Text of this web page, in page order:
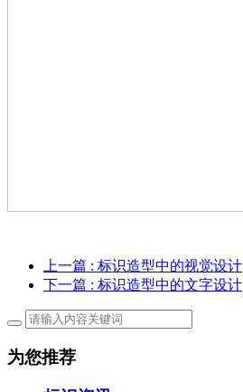
上一篇 : 标识造型中的视觉设计
下一篇 : 标识造型中的文字设计
为您推荐